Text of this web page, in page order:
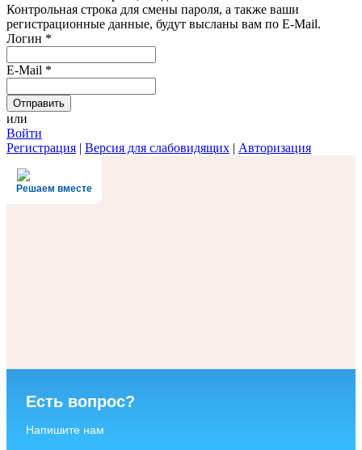
Контрольная строка для смены пароля, а также ваши
регистрационные данные, будут высланы вам по E-Mail.
Логин *
E-Mail *
или
Войти
Регистрация | Версия для слабовидящих | Авторизация
Решаем вместе
Есть вопрос?
Напишите нам